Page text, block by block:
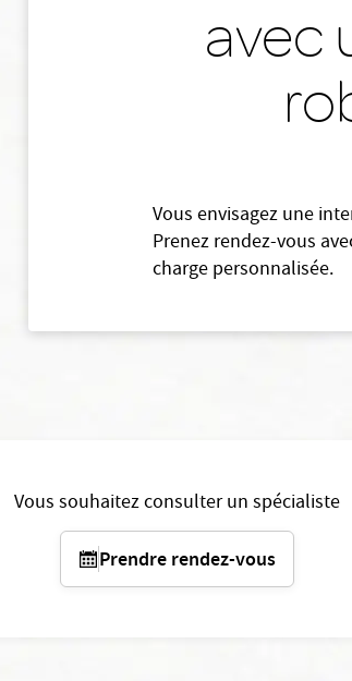
avec
Vous envisagez une
Prenez rendez-vous
charge personnalisée.
Vous souhaitez consulter un spécialiste
Prendre rendez-vous